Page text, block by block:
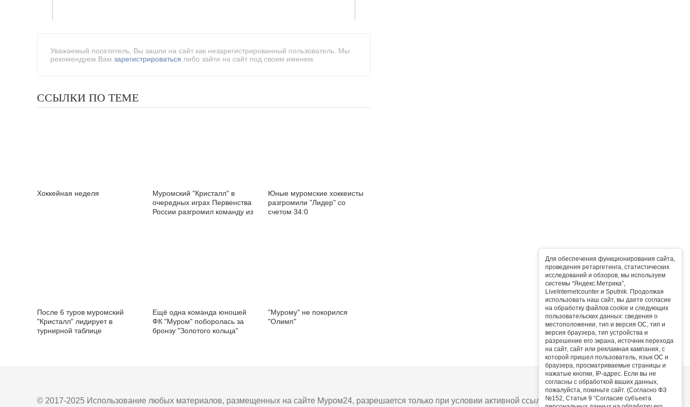
Для обеспечения функционирования сайта,
проведения ретаргетинга, статистических
исследований и обзоров, мы используем
системы “Яндекс.Метрика”,
LiveInternetcounter и Sputnik. Продолжая
использовать наш сайт, вы даете согласие
на обработку файлов cookie и следующих
пользовательских данных: сведения о
местоположении, тип и версия ОС, тип и
версия браузера, тип устройства и
разрешение его экрана, источник перехода
на сайт, сайт или рекламная кампания, с
которой пришел пользователь, язык ОС и
браузера, просматриваемые страницы и
нажатые кнопки, IP-адрес. Если вы не
согласны с обработкой ваших данных,
пожалуйста, покиньте сайт. (Согласно ФЗ
№152, Статья 9 “Согласие субъекта
Уважаемый посетитель, Вы зашли на сайт как незарегистрированный пользователь. Мы
рекомендуем Вам зарегистрироваться либо зайти на сайт под своим именем.
ССЫЛКИ ПО ТЕМЕ
Хоккейная неделя
Муромский "Кристалл" в
очередных играх Первенства
России разгромил команду из
Юные муромские хоккеисты
разгромили "Лидер" со
счетом 34:0
После 6 туров муромский
"Кристалл" лидирует в
турнирной таблице
Ещё одна команда юношей
ФК "Муром" поборолась за
бронзу "Золотого кольца"
"Мурому" не покорился
"Олимп"
© 2017-2025 Использование любых материалов, размещенных на сайте Муром24, разрешается только при условии активной ссылки на сайт.